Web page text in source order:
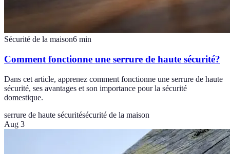
Sécurité de la maison6 min
Comment fonctionne une serrure de haute sécurité?
Dans cet article, apprenez comment fonctionne une serrure de haute
sécurité, ses avantages et son importance pour la sécurité
domestique.
serrure de haute sécuritésécurité de la maison
Aug 3